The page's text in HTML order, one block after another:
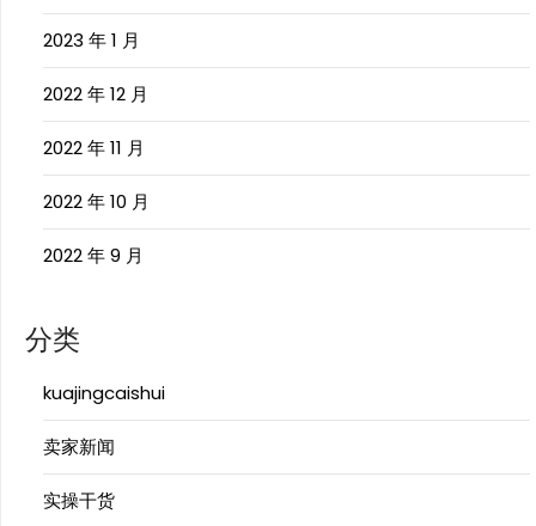
2023 年 1 月
2022 年 12 月
2022 年 11 月
2022 年 10 月
2022 年 9 月
分类
kuajingcaishui
卖家新闻
实操干货